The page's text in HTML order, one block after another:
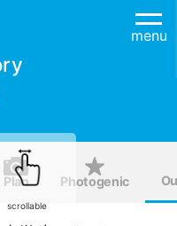
menu
Plan Photogenic